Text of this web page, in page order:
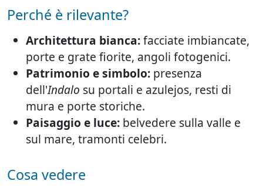
Perché è rilevante?
Architettura bianca:facciate imbiancate,
porte e grate fiorite, angoli fotogenici.
Patrimonio e simbolo: presenza
dell'Indalo su portali e azulejos, resti di
mura e porte storiche.
Paisaggio e luce: belvedere sulla valle e
sul mare, tramonti celebri.
Cosa vedere